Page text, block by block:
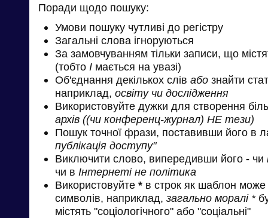
Поради щодо пошуку:
Умови пошуку чутливі до регістру
Загальні слова ігноруються
За замовчуванням тільки записи, що
(тобто І мається на увазі)
Об'єднання декількох слів або знайти
наприклад, освіту чи дослідження
Використовуйте дужки для створення
архів ((чи конференц-журнал) НЕ тези)
Пошук точної фрази, поставивши його в
публікація доступу"
Виключити слово, випередивши його - чи
чи в Інтернеті не політика
Використовуйте * в строк як шаблон може
символів, наприклад, загально моралі *
містять "соціологічного" або "соціальні"